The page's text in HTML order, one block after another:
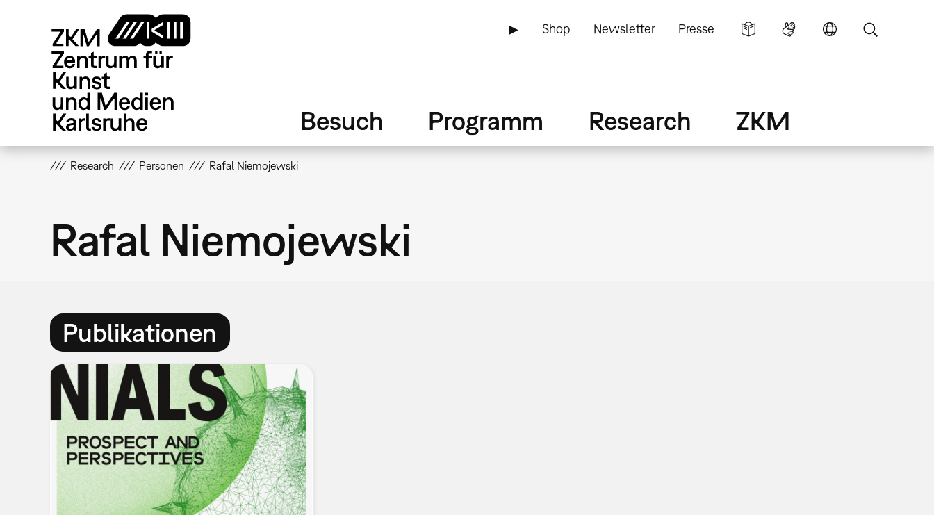
▶ Shop Newsletter Presse
Besuch Programm Research ZKM
Research Personen Rafal Niemojewski
Rafal Niemojewski
Publikationen